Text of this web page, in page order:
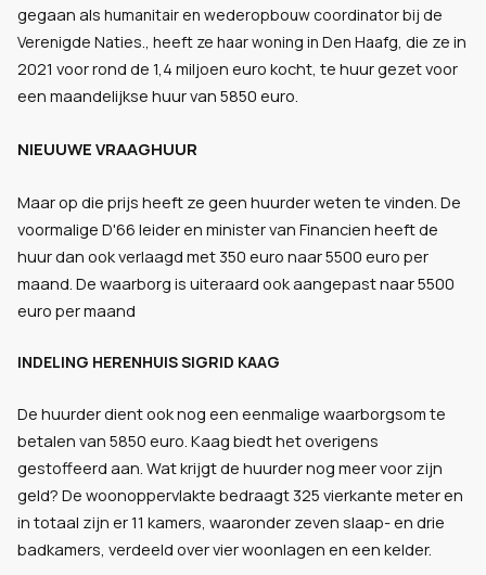
gegaan als humanitair en wederopbouw coordinator bij de
Verenigde Naties., heeft ze haar woning in Den Haafg, die ze in
2021 voor rond de 1,4 miljoen euro kocht, te huur gezet voor
een maandelijkse huur van 5850 euro.
NIEUUWE VRAAGHUUR
Maar op die prijs heeft ze geen huurder weten te vinden. De
voormalige D'66 leider en minister van Financien heeft de
huur dan ook verlaagd met 350 euro naar 5500 euro per
maand. De waarborg is uiteraard ook aangepast naar 5500
euro per maand
INDELING HERENHUIS SIGRID KAAG
De huurder dient ook nog een eenmalige waarborgsom te
betalen van 5850 euro. Kaag biedt het overigens
gestoffeerd aan. Wat krijgt de huurder nog meer voor zijn
geld? De woonoppervlakte bedraagt 325 vierkante meter en
in totaal zijn er 11 kamers, waaronder zeven slaap- en drie
badkamers, verdeeld over vier woonlagen en een kelder.